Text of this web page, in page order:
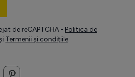
de reCAPTCHA - Politica de
și Termenii și condițiile.